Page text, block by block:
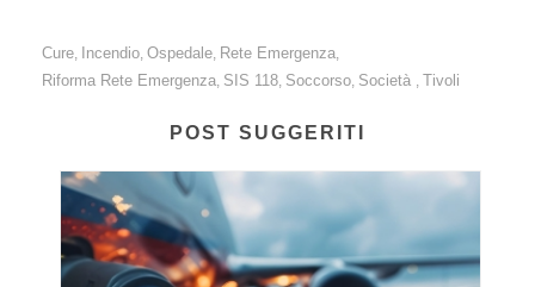
Cure, Incendio, Ospedale, Rete Emergenza,
Riforma Rete Emergenza, SIS 118, Soccorso, Società , Tivoli
POST SUGGERITI